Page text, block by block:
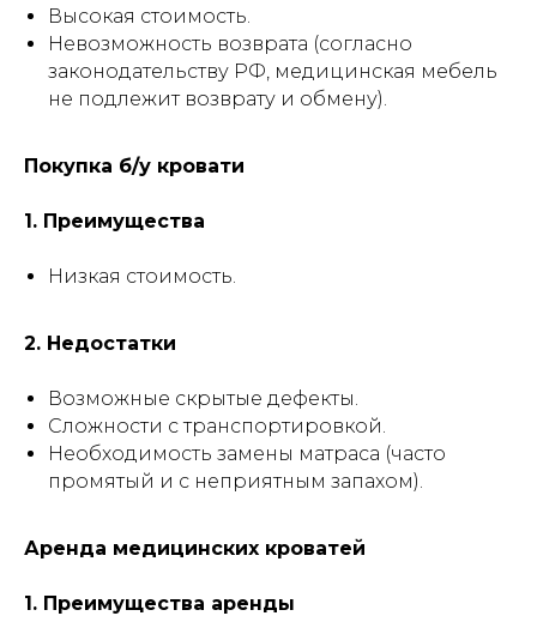
Высокая стоимость.
Невозможность возврата (согласно
законодательству РФ, медицинская мебель
не подлежит возврату и обмену).
Покупка б/у кровати
1. Преимущества
Низкая стоимость.
2. Недостатки
Возможные скрытые дефекты.
Сложности с транспортировкой.
Необходимость замены матраса (часто
промятый и с неприятным запахом).
Аренда медицинских кроватей
1. Преимущества аренды
привезем
и реабилитацию
ПОДРОБНЕЕ
7 положений
регулируются пультом -
7 положений
представленная в данной статье, носит
профессиональную медицинскую